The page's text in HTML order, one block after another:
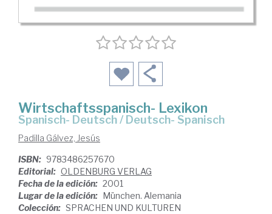
Wirtschaftsspanisch- Lexikon
Spanisch- Deutsch / Deutsch- Spanisch
Padilla Gálvez, Jesús
ISBN: 9783486257670
Editorial: OLDENBURG VERLAG
Fecha de la edición: 2001
Lugar de la edición: München. Alemania
Colección: SPRACHEN UND KULTUREN